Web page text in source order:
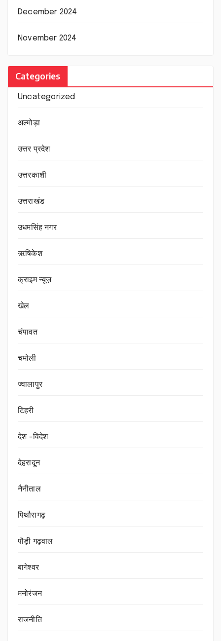
December 2024
November 2024
Categories
Uncategorized
अल्मोड़ा
उत्तर प्रदेश
उत्तरकाशी
उत्तराखंड
उधमसिंह नगर
ऋषिकेश
क्राइम न्यूज़
खेल
चंपावत
चमोली
ज्वालापुर
टिहरी
देश -विदेश
देहरादून
नैनीताल
पिथौरागढ़
पौड़ी गढ़वाल
बागेश्वर
मनोरंजन
राजनीति